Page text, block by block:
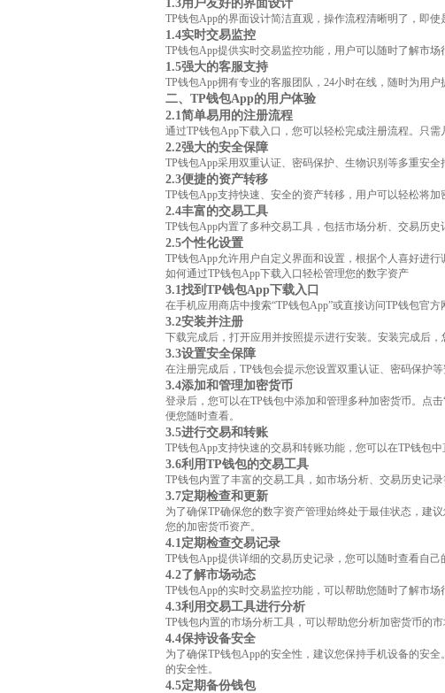
TP钱包App的界面设计简洁直观，操作流程清晰明了，即
1.4实时交易监控
TP钱包App提供实时交易监控功能，用户可以随时了解市
1.5强大的客服支持
TP钱包App拥有专业的客服团队，24小时在线，随时为用
二、TP钱包App的用户体验
2.1简单易用的注册流程
通过TP钱包App下载入口，您可以轻松完成注册流程。只
2.2强大的安全保障
TP钱包App采用双重认证、密码保护、生物识别等多重安
2.3便捷的资产转移
TP钱包App支持快速、安全的资产转移，用户可以轻松将
2.4丰富的交易工具
TP钱包App内置了多种交易工具，包括市场分析、交易历
2.5个性化设置
TP钱包App允许用户自定义界面和设置，根据个人喜好进
如何通过TP钱包App下载入口轻松管理您的数字资产
3.1找到TP钱包App下载入口
在手机应用商店中搜索“TP钱包App”或直接访问TP钱包官
3.2安装并注册
下载完成后，打开应用并按照提示进行安装。安装完成后
3.3设置安全保障
在注册完成后，TP钱包会提示您设置双重认证、密码保护
3.4添加和管理加密货币
登录后，您可以在TP钱包中添加和管理多种加密货币。点
便您随时查看。
3.5进行交易和转账
TP钱包App支持快速的交易和转账功能，您可以在TP钱包
3.6利用TP钱包的交易工具
TP钱包内置了丰富的交易工具，如市场分析、交易历史记
3.7定期检查和更新
为了确保TP确保您的数字资产管理始终处于最佳状态，建
您的加密货币资产。
4.1定期检查交易记录
TP钱包App提供详细的交易历史记录，您可以随时查看自
4.2了解市场动态
TP钱包App的实时交易监控功能，可以帮助您随时了解市
4.3利用交易工具进行分析
TP钱包内置的市场分析工具，可以帮助您分析加密货币的
4.4保持设备安全
为了确保TP钱包App的安全性，建议您保持手机设备的安
的安全性。
4.5定期备份钱包